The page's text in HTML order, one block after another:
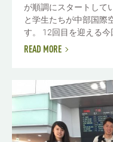
が順調にスタートして
と学生たちが中部国際
す。 12回目を迎える今
READ MORE